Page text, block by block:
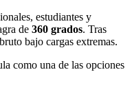
estudiantes y
de 360 grados. Tras
bajo cargas extremas.
como una de las opciones